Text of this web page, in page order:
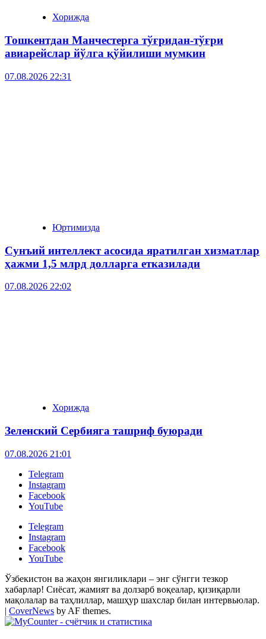
Хорижда
Тошкентдан Манчестерга тўғридан-тўғри
авиарейслар йўлга қўйилиши мумкин
07.08.2026 22:31
Юртимизда
Сунъий интеллект асосида яратилган хизматлар
ҳажми 1,5 млрд долларга етказилади
07.08.2026 22:02
Хорижда
Зеленский Сербияга ташриф буюради
07.08.2026 21:01
Telegram
Instagram
Facebook
YouTube
Telegram
Instagram
Facebook
YouTube
Ўзбекистон ва жаҳон янгиликлари – энг сўнгги тезкор
хабарлар! Сиёсат, жамият ва долзарб воқеалар, қизиқарли
мақолалар ва таҳлиллар, машҳур шахслар билан интервьюлар.
| CoverNews by AF themes.